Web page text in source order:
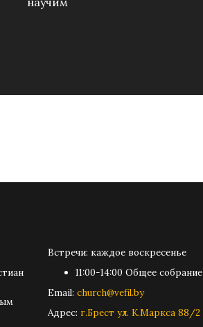
Встречи: каждое воскресенье
11:00-14:00 Общее собрание
Email: church@vefil.by
Адрес: г.Брест ул. К.Маркса 88/2